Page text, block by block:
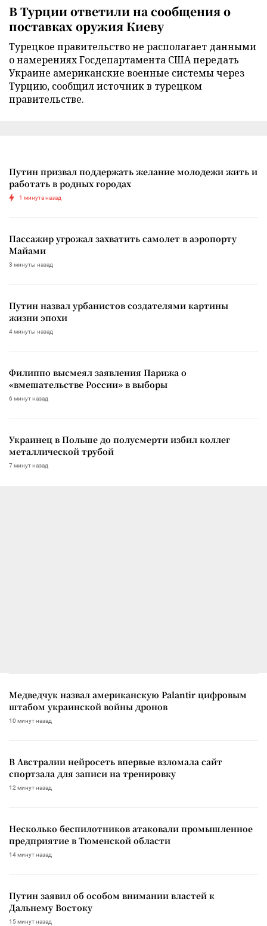
В Турции ответили на сообщения о
поставках оружия Киеву
Турецкое правительство не располагает данными
о намерениях Госдепартамента США передать
Украине американские военные системы через
Турцию, сообщил источник в турецком
правительстве.
Путин призвал поддержать желание молодежи жить и
работать в родных городах
1 минута назад
Пассажир угрожал захватить самолет в аэропорту
Майами
3 минуты назад
Путин назвал урбанистов создателями картины
жизни эпохи
4 минуты назад
Филиппо высмеял заявления Парижа о
«вмешательстве России» в выборы
6 минут назад
Украинец в Польше до полусмерти избил коллег
металлической трубой
7 минут назад
Медведчук назвал американскую Palantir цифровым
штабом украинской войны дронов
10 минут назад
В Австралии нейросеть впервые взломала сайт
спортзала для записи на тренировку
12 минут назад
Несколько беспилотников атаковали промышленное
предприятие в Тюменской области
14 минут назад
Путин заявил об особом внимании властей к
Дальнему Востоку
15 минут назад